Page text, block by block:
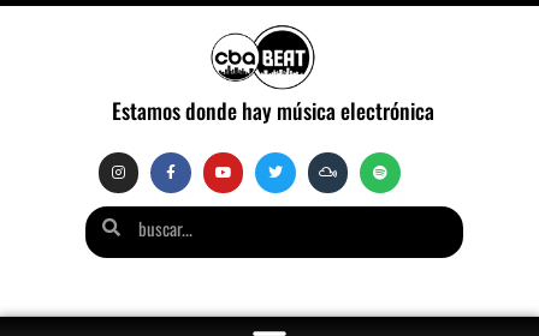
Estamos donde hay música electrónica